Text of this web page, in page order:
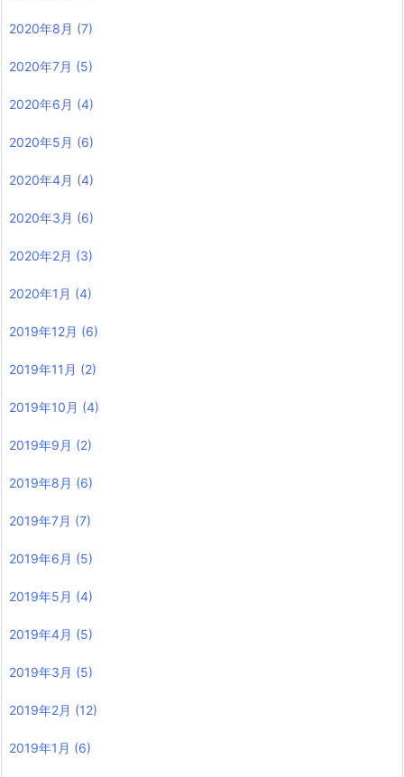
2020年8月 (7)
2020年7月 (5)
2020年6月 (4)
2020年5月 (6)
2020年4月 (4)
2020年3月 (6)
2020年2月 (3)
2020年1月 (4)
2019年12月 (6)
2019年11月 (2)
2019年10月 (4)
2019年9月 (2)
2019年8月 (6)
2019年7月 (7)
2019年6月 (5)
2019年5月 (4)
2019年4月 (5)
2019年3月 (5)
2019年2月 (12)
2019年1月 (6)